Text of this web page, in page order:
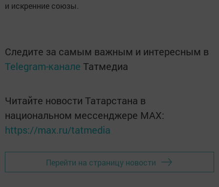
и искренние союзы.
Следите за самым важным и интересным в
Telegram-канале Татмедиа
Читайте новости Татарстана в
национальном мессенджере MАХ:
https://max.ru/tatmedia
Перейти на страницу новости